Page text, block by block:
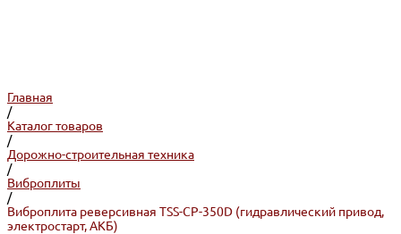
Главная
/
Каталог товаров
/
Дорожно-строительная техника
/
Виброплиты
/
Виброплита реверсивная TSS-CP-350D (гидравлический привод,
электростарт, АКБ)